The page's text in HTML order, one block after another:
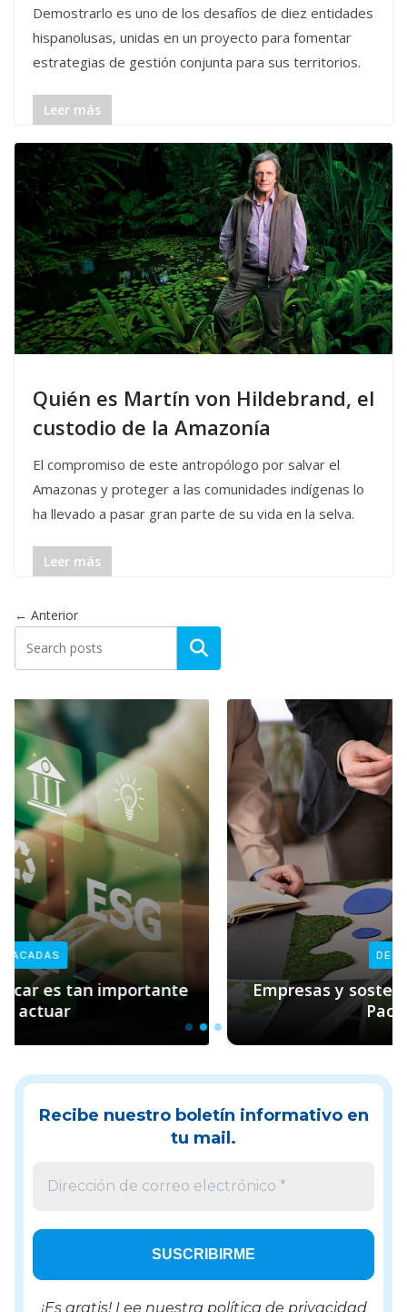
Demostrarlo es uno de los desafíos de diez entidades
hispanolusas, unidas en un proyecto para fomentar
estrategias de gestión conjunta para sus territorios.
Leer más
Quién es Martín von Hildebrand, el
custodio de la Amazonía
El compromiso de este antropólogo por salvar el
Amazonas y proteger a las comunidades indígenas lo
ha llevado a pasar gran parte de su vida en la selva.
Leer más
← Anterior
DESTACADAS
Empresas y sostenibilidad: el rol clave de
Pacto Global
Recibe nuestro boletín informativo en
tu mail.
¡Es gratis! Lee nuestra política de privacidad